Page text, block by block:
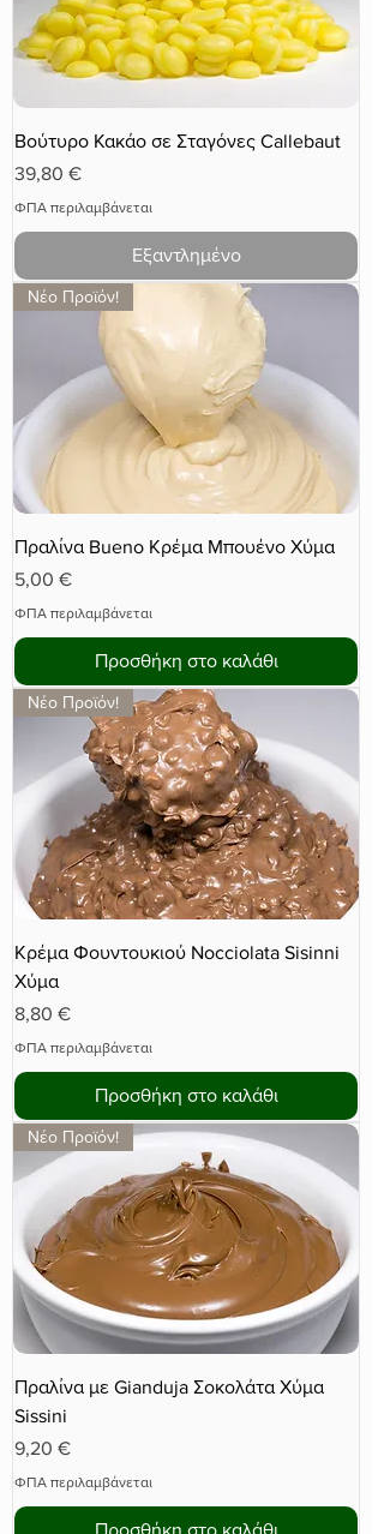
Βούτυρο Κακάο σε Σταγόνες Callebaut
Τιμή
39,80 €
ΦΠΑ περιλαμβάνεται
Εξαντλημένο
Νέο Προϊόν!
Πραλίνα Bueno Κρέμα Μπουένο Χύμα
Τιμή
5,00 €
ΦΠΑ περιλαμβάνεται
Προσθήκη στο καλάθι
Νέο Προϊόν!
Κρέμα Φουντουκιού Nocciolata Sisinni
Χύμα
Τιμή
8,80 €
ΦΠΑ περιλαμβάνεται
Προσθήκη στο καλάθι
Νέο Προϊόν!
Πραλίνα με Gianduja Σοκολάτα Χύμα
Sissini
Τιμή
9,20 €
ΦΠΑ περιλαμβάνεται
Προσθήκη στο καλάθι